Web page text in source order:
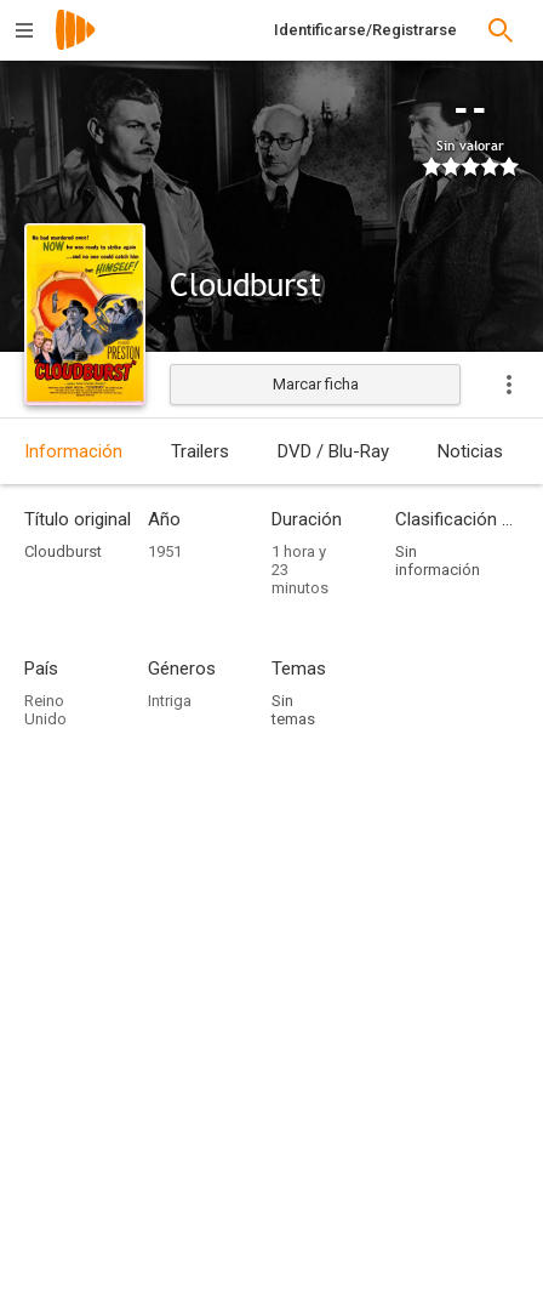
Identificarse/Registrarse
--
Sin valorar
Cloudburst
Estrenada
Marcar ficha
Información Trailers DVD / Blu-Ray Noticias
Título original
Cloudburst
Año
1951
Duración
1 hora y
23
minutos
Clasificación por edades
Sin
información
País
Reino
Unido
Géneros
Intriga
Temas
Sin
temas